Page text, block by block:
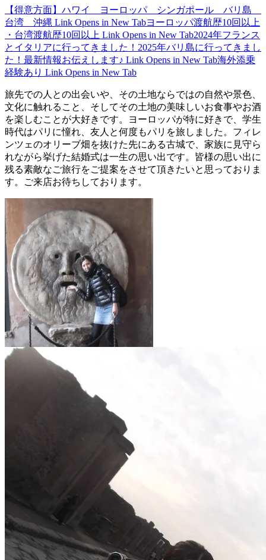
【得意方面】ハワイ ヨーロッパ シンガポール バリ島
台湾 沖縄 Link Opens in New Tabヨーロッパ渡航歴10回以上
・台湾渡航歴10回以上 Link Opens in New Tab2024年フランス
とイタリアに行ってきました！2025年バリ島に行ってきまし
た！最新情報お伝えします♪ Link Opens in New Tab海外添乗
経験あり Link Opens in New Tab
旅先での人との出会いや、その土地ならではの自然や景色、
文化に触れること、そしてその土地の美味しいお食事やお酒
を楽しむことが大好きです。ヨーロッパが特に好きで、学生
時代はパリに憧れ、友人と何度もパリを旅しました。フィレ
ンツェのオリーブ畑を抜けた先にある古城で、家族に見守ら
れながら挙げた結婚式は一生の思い出です。皆様の思い出に
残る素敵なご旅行をご提案をさせて頂きたいと思っておりま
す。ご来店お待ちしております。